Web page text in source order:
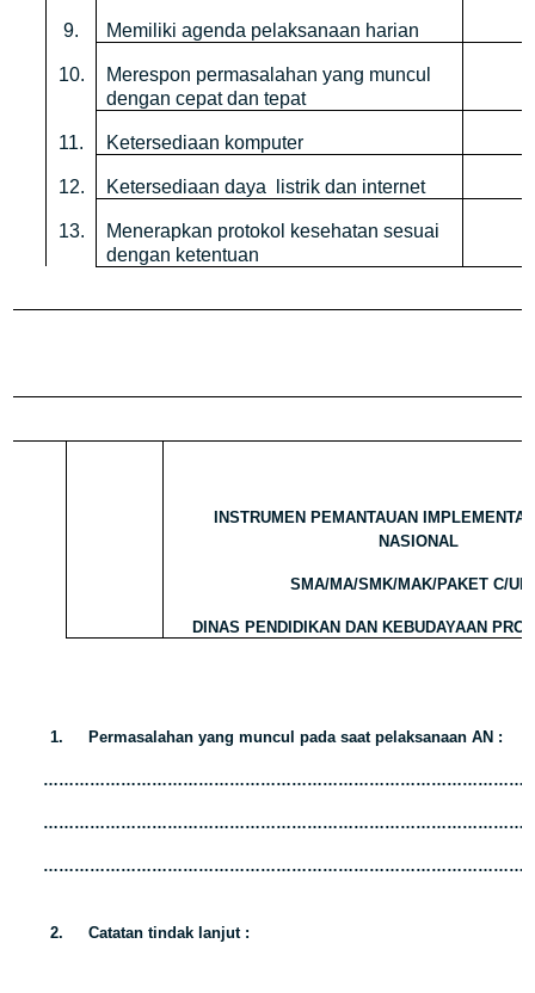
9. Memiliki agenda pelaksanaan harian
10.
Merespon permasalahan yang muncul
dengan cepat dan tepat
11. Ketersediaan komputer
12. Ketersediaan daya listrik dan internet
13.
Menerapkan protokol kesehatan sesuai
dengan ketentuan
INSTRUMEN PEMANTAUAN
NASIONAL
SMA/MA/SMK/MAK/PAKET C/
DINAS PENDIDIKAN DAN KEBUDAYAAN
1. Permasalahan yang muncul pada saat pelaksanaan AN :
2. Catatan tindak lanjut :